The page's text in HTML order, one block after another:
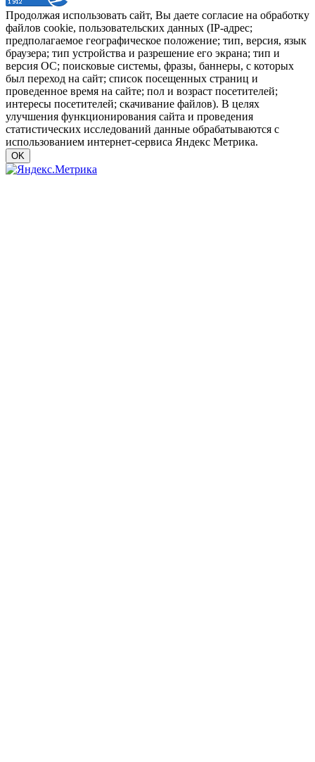
Продолжая использовать сайт, Вы даете согласие на обработку
файлов cookie, пользовательских данных (IP-адрес;
предполагаемое географическое положение; тип, версия, язык
браузера; тип устройства и разрешение его экрана; тип и
версия ОС; поисковые системы, фразы, баннеры, с которых
был переход на сайт; список посещенных страниц и
проведенное время на сайте; пол и возраст посетителей;
интересы посетителей; скачивание файлов). В целях
улучшения функционирования сайта и проведения
статистических исследований данные обрабатываются с
использованием интернет-сервиса Яндекс Метрика.
OK